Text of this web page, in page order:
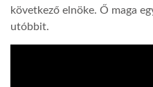
következő elnöke. Ő maga
utóbbit.